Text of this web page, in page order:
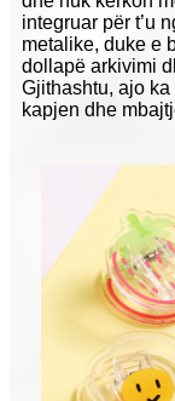
integruar për t’u
metalike, duke e
dollapë arkivimi
Gjithashtu, ajo
kapjen dhe